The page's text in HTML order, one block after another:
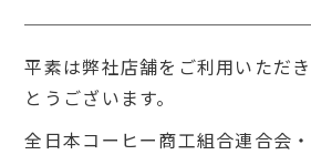
平素は弊社店舗をご利用いただ
とうございます。
全日本コーヒー商工組合連合会